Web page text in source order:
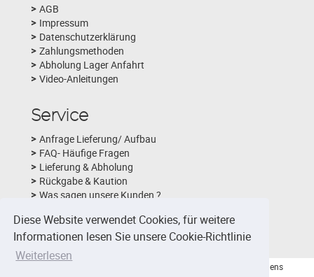
Diese Website verwendet Cookies, für weitere
Informationen lesen Sie unsere Cookie-Richtlinie
Weiterlesen
AGB
Impressum
Datenschutzerklärung
Zahlungsmethoden
Abholung Lager Anfahrt
Video-Anleitungen
Service
Anfrage Lieferung/ Aufbau
FAQ- Häufige Fragen
Lieferung & Abholung
Rückgabe & Kaution
Was sagen unsere Kunden ?
Fotobox-Layouts
© 2026 - Viktor Nidens